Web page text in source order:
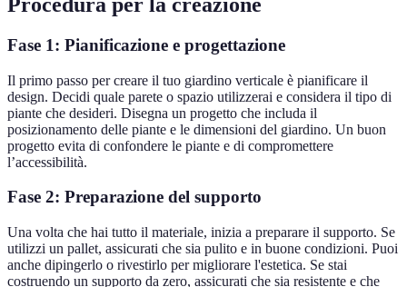
Fase 1: Pianificazione e progettazione
Il primo passo per creare il tuo giardino verticale è pianificare il
design. Decidi quale parete o spazio utilizzerai e considera il tipo di
piante che desideri. Disegna un progetto che includa il
posizionamento delle piante e le dimensioni del giardino. Un buon
progetto evita di confondere le piante e di compromettere
l’accessibilità.
Fase 2: Preparazione del supporto
Una volta che hai tutto il materiale, inizia a preparare il supporto. Se
utilizzi un pallet, assicurati che sia pulito e in buone condizioni. Puoi
anche dipingerlo o rivestirlo per migliorare l'estetica. Se stai
costruendo un supporto da zero, assicurati che sia resistente e che